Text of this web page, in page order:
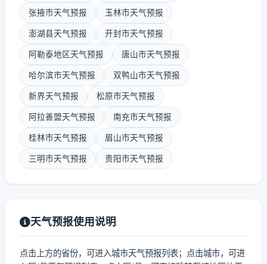
张掖市天气预报 玉林市天气预报
澎湖县天气预报 开封市天气预报
阿勒泰地区天气预报 唐山市天气预报
哈尔滨市天气预报 双鸭山市天气预报
新界天气预报 松原市天气预报
阿拉善盟天气预报 南充市天气预报
桂林市天气预报 眉山市天气预报
三明市天气预报 贵阳市天气预报
天气预报使用说明
点击上方的省份，可进入城市天气预报列表；点击城市，可进